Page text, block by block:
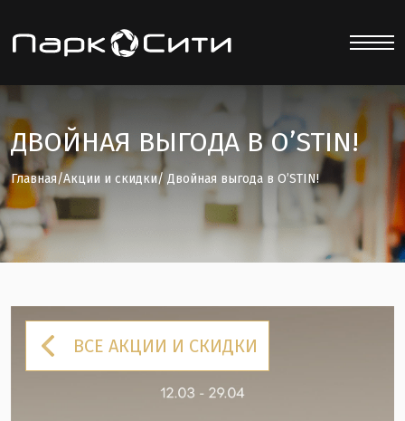
ДВОЙНАЯ ВЫГОДА В O’STIN!
Главная/Акции и скидки/ Двойная выгода в O’STIN!
ВСЕ АКЦИИ И СКИДКИ